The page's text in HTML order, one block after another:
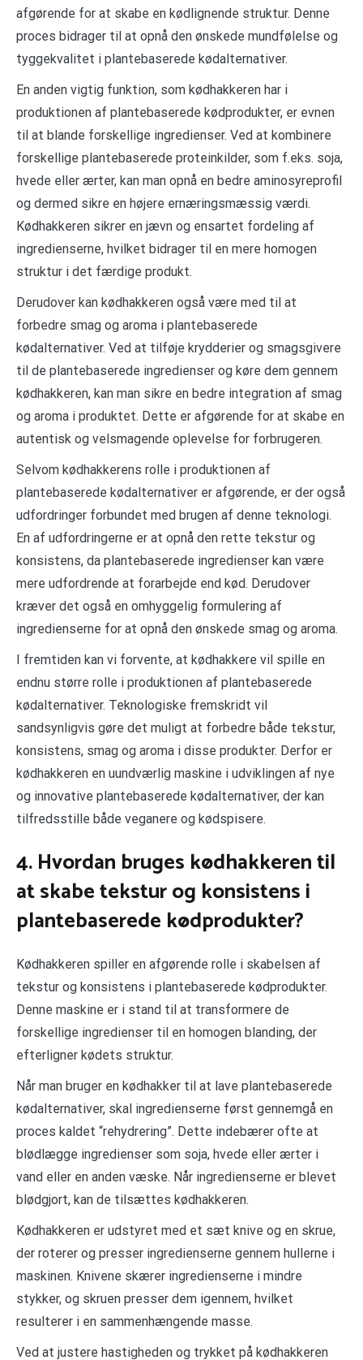
afgørende for at skabe en kødlignende struktur. Denne
proces bidrager til at opnå den ønskede mundfølelse og
tyggekvalitet i plantebaserede kødalternativer.
En anden vigtig funktion, som kødhakkeren har i
produktionen af plantebaserede kødprodukter, er evnen
til at blande forskellige ingredienser. Ved at kombinere
forskellige plantebaserede proteinkilder, som f.eks. soja,
hvede eller ærter, kan man opnå en bedre aminosyreprofil
og dermed sikre en højere ernæringsmæssig værdi.
Kødhakkeren sikrer en jævn og ensartet fordeling af
ingredienserne, hvilket bidrager til en mere homogen
struktur i det færdige produkt.
Derudover kan kødhakkeren også være med til at
forbedre smag og aroma i plantebaserede
kødalternativer. Ved at tilføje krydderier og smagsgivere
til de plantebaserede ingredienser og køre dem gennem
kødhakkeren, kan man sikre en bedre integration af smag
og aroma i produktet. Dette er afgørende for at skabe en
autentisk og velsmagende oplevelse for forbrugeren.
Selvom kødhakkerens rolle i produktionen af
plantebaserede kødalternativer er afgørende, er der også
udfordringer forbundet med brugen af denne teknologi.
En af udfordringerne er at opnå den rette tekstur og
konsistens, da plantebaserede ingredienser kan være
mere udfordrende at forarbejde end kød. Derudover
kræver det også en omhyggelig formulering af
ingredienserne for at opnå den ønskede smag og aroma.
I fremtiden kan vi forvente, at kødhakkere vil spille en
endnu større rolle i produktionen af plantebaserede
kødalternativer. Teknologiske fremskridt vil
sandsynligvis gøre det muligt at forbedre både tekstur,
konsistens, smag og aroma i disse produkter. Derfor er
kødhakkeren en uundværlig maskine i udviklingen af nye
og innovative plantebaserede kødalternativer, der kan
tilfredsstille både veganere og kødspisere.
4. Hvordan bruges kødhakkeren til
at skabe tekstur og konsistens i
plantebaserede kødprodukter?
Kødhakkeren spiller en afgørende rolle i skabelsen af
tekstur og konsistens i plantebaserede kødprodukter.
Denne maskine er i stand til at transformere de
forskellige ingredienser til en homogen blanding, der
efterligner kødets struktur.
Når man bruger en kødhakker til at lave plantebaserede
kødalternativer, skal ingredienserne først gennemgå en
proces kaldet “rehydrering”. Dette indebærer ofte at
blødlægge ingredienser som soja, hvede eller ærter i
vand eller en anden væske. Når ingredienserne er blevet
blødgjort, kan de tilsættes kødhakkeren.
Kødhakkeren er udstyret med et sæt knive og en skrue,
der roterer og presser ingredienserne gennem hullerne i
maskinen. Knivene skærer ingredienserne i mindre
stykker, og skruen presser dem igennem, hvilket
resulterer i en sammenhængende masse.
Ved at justere hastigheden og trykket på kødhakkeren